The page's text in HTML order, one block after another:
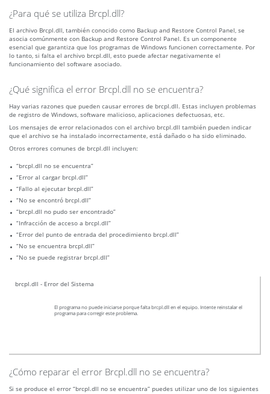
¿Para qué se utiliza Brcpl.dll?
El archivo Brcpl.dll, también conocido como Backup and Restore Control Panel, se
asocia comúnmente con Backup and Restore Control Panel. Es un componente
esencial que garantiza que los programas de Windows funcionen correctamente. Por
lo tanto, si falta el archivo brcpl.dll, esto puede afectar negativamente el
funcionamiento del software asociado.
¿Qué significa el error Brcpl.dll no se encuentra?
Hay varias razones que pueden causar errores de brcpl.dll. Estas incluyen problemas
de registro de Windows, software malicioso, aplicaciones defectuosas, etc.
Los mensajes de error relacionados con el archivo brcpl.dll también pueden indicar
que el archivo se ha instalado incorrectamente, está dañado o ha sido eliminado.
Otros errores comunes de brcpl.dll incluyen:
“brcpl.dll no se encuentra”
“Error al cargar brcpl.dll”
“Fallo al ejecutar brcpl.dll”
“No se encontró brcpl.dll”
“brcpl.dll no pudo ser encontrado”
“Infracción de acceso a brcpl.dll”
“Error del punto de entrada del procedimiento brcpl.dll”
“No se encuentra brcpl.dll”
“No se puede registrar brcpl.dll”
brcpl.dll - Error del Sistema
El programa no puede iniciarse porque falta brcpl.dll en el equipo. Intente reinstalar el
programa para corregir este problema.
¿Cómo reparar el error Brcpl.dll no se encuentra?
Si se produce el error “brcpl.dll no se encuentra” puedes utilizar uno de los siguientes